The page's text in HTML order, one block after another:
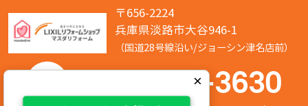
〒656-2224
兵庫県淡路市大谷946-1
（国道28号線沿い/ジョーシン津名店前）
050-7586-3630
×